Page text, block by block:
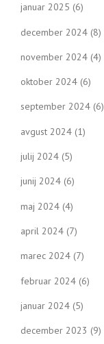
januar 2025 (6)
december 2024 (8)
november 2024 (4)
oktober 2024 (6)
september 2024 (6)
avgust 2024 (1)
julij 2024 (5)
junij 2024 (6)
maj 2024 (4)
april 2024 (7)
marec 2024 (7)
februar 2024 (6)
januar 2024 (5)
december 2023 (9)